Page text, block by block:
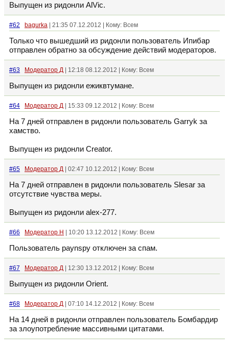
Выпущен из ридонли AlVic.
#62 bagurka | 21:35 07.12.2012 | Кому: Всем
Только что вышедший из ридонли пользователь Ипибар
отправлен обратно за обсуждение действий модераторов.
#63 Модератор Д | 12:18 08.12.2012 | Кому: Всем
Выпущен из ридонли ежиквтумане.
#64 Модератор Д | 15:33 09.12.2012 | Кому: Всем
На 7 дней отправлен в ридонли пользователь Garryk за
хамство.
Выпущен из ридонли Creator.
#65 Модератор Д | 02:47 10.12.2012 | Кому: Всем
На 7 дней отправлен в ридонли пользователь Slesar за
отсутствие чувства меры.
Выпущен из ридонли alex-277.
#66 Модератор Н | 10:20 13.12.2012 | Кому: Всем
Пользователь paynspy отключен за спам.
#67 Модератор Д | 12:30 13.12.2012 | Кому: Всем
Выпущен из ридонли Orient.
#68 Модератор Д | 07:10 14.12.2012 | Кому: Всем
На 14 дней в ридонли отправлен пользователь Бомбардир
за злоупотребление массивными цитатами.